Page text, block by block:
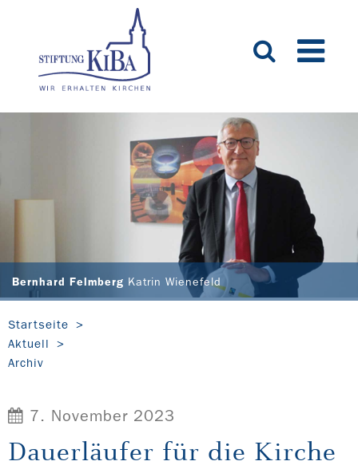
Bernhard Felmberg Katrin Wienefeld
Startseite
Aktuell
Archiv
7. November 2023
Dauerläufer für die Kirche